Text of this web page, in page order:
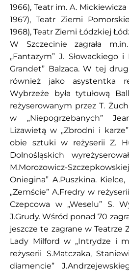
1966), Teatr im. A.
1967), Teatr Ziemi
1968), Teatr Ziemi Łódzkiej
W Szczecinie zagrała
„Fantazym” J. Słowackiego
Grandet” Balzaca. W tej
również jako asystentka
Wybrzeże była tytułową
reżyserowanym przez T.
w „Niepogrzebanych”
Lizawietą w „Zbrodni i
obie sztuki w reżyserii Z.
Dolnośląskich
M.Morozowicz-
Oniegina” A.Puszkina.
„Zemście” A.Fredry w
Czepcowa w „Weselu” S.
J.Grudy. Wśród ponad 70
jeszcze te zagrane w Teatrze
Lady Milford w „Intrydze i
reżyserii S.Matczaka,
diamencie”